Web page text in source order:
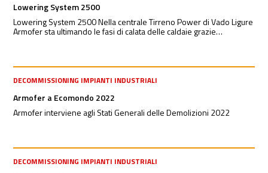
Lowering System 2500
Lowering System 2500 Nella centrale Tirreno Power di Vado Ligure
Armofer sta ultimando le fasi di calata delle caldaie grazie…
DECOMMISSIONING IMPIANTI INDUSTRIALI
Armofer a Ecomondo 2022
Armofer interviene agli Stati Generali delle Demolizioni 2022
DECOMMISSIONING IMPIANTI INDUSTRIALI